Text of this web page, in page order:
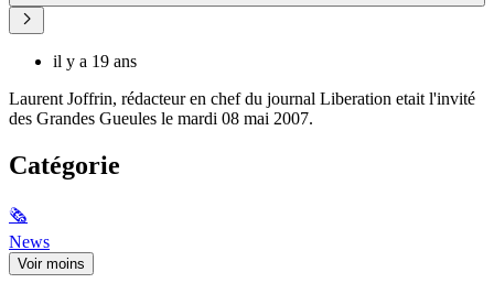
il y a 19 ans
Laurent Joffrin, rédacteur en chef du journal Liberation etait l'invité
des Grandes Gueules le mardi 08 mai 2007.
Catégorie
🗞
News
Voir moins